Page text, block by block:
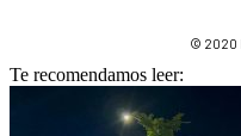
© 2020
Te recomendamos leer: